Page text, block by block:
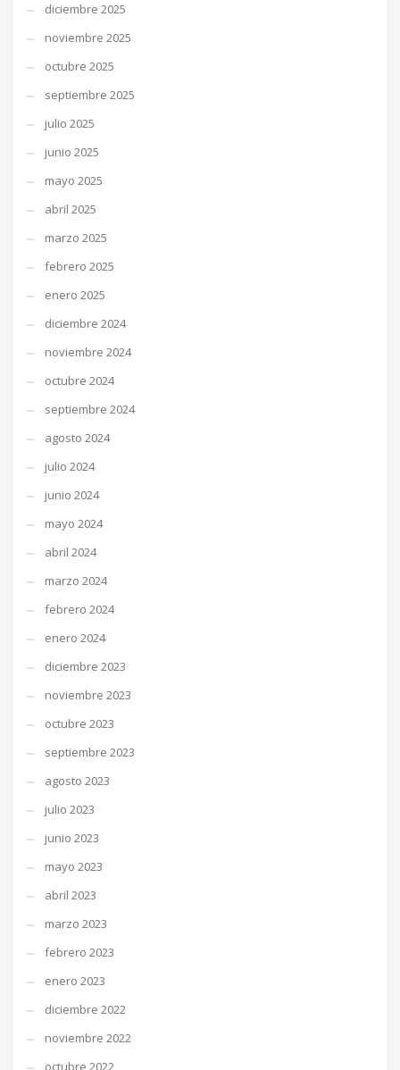
diciembre 2025
noviembre 2025
octubre 2025
septiembre 2025
julio 2025
junio 2025
mayo 2025
abril 2025
marzo 2025
febrero 2025
enero 2025
diciembre 2024
noviembre 2024
octubre 2024
septiembre 2024
agosto 2024
julio 2024
junio 2024
mayo 2024
abril 2024
marzo 2024
febrero 2024
enero 2024
diciembre 2023
noviembre 2023
octubre 2023
septiembre 2023
agosto 2023
julio 2023
junio 2023
mayo 2023
abril 2023
marzo 2023
febrero 2023
enero 2023
diciembre 2022
noviembre 2022
octubre 2022